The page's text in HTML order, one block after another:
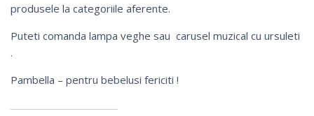
produsele la categoriile aferente.
Puteti comanda lampa veghe sau carusel muzical cu ursuleti
.
Pambella – pentru bebelusi fericiti !